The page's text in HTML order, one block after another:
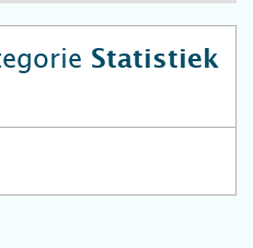
Statistiek